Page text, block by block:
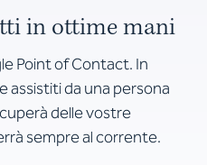
in ottime mani
Point of Contact. In
assistiti da una persona
delle vostre
sempre al corrente.